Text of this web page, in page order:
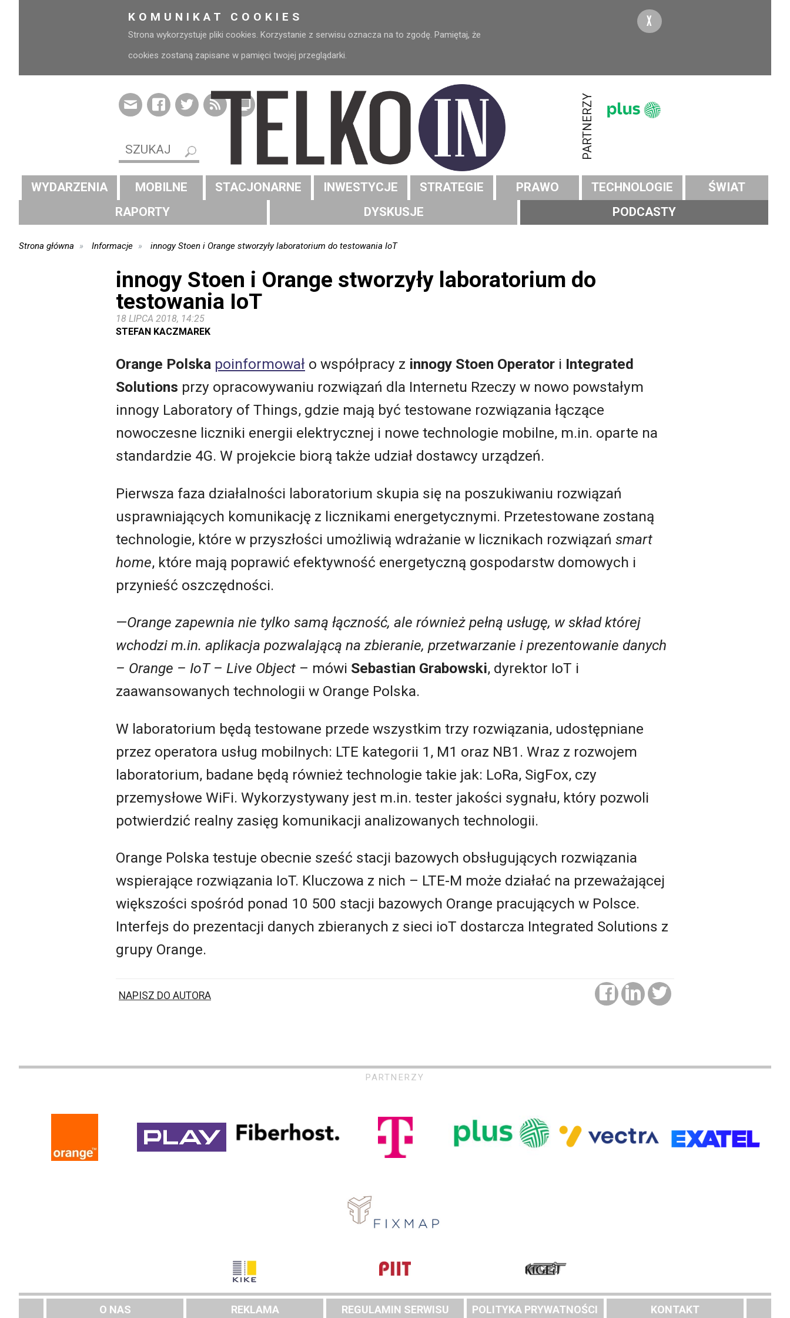
KOMUNIKAT COOKIES
Strona wykorzystuje pliki cookies. Korzystanie z serwisu oznacza na to zgodę. Pamiętaj, że
cookies zostaną zapisane w pamięci twojej przeglądarki.
X
PARTNERZY
WYDARZENIA MOBILNE STACJONARNE INWESTYCJE STRATEGIE PRAWO TECHNOLOGIE
ŚWIAT
RAPORTY
DYSKUSJE PODCASTY
Strona główna Informacje innogy Stoen i Orange stworzyły laboratorium do testowania IoT
innogy Stoen i Orange stworzyły laboratorium do
testowania IoT
18 LIPCA 2018, 14:25
STEFAN KACZMAREK
Orange Polska poinformował o współpracy z innogy Stoen Operator i Integrated
Solutions przy opracowywaniu rozwiązań dla Internetu Rzeczy w nowo powstałym
innogy Laboratory of Things, gdzie mają być testowane rozwiązania łączące
nowoczesne liczniki energii elektrycznej i nowe technologie mobilne, m.in. oparte na
standardzie 4G. W projekcie biorą także udział dostawcy urządzeń.
Pierwsza faza działalności laboratorium skupia się na poszukiwaniu rozwiązań
usprawniających komunikację z licznikami energetycznymi. Przetestowane zostaną
technologie, które w przyszłości umożliwią wdrażanie w licznikach rozwiązań smart
home, które mają poprawić efektywność energetyczną gospodarstw domowych i
przynieść oszczędności.
—Orange zapewnia nie tylko samą łączność, ale również pełną usługę, w skład której
wchodzi m.in. aplikacja pozwalającą na zbieranie, przetwarzanie i prezentowanie danych
– Orange – IoT – Live Object – mówi Sebastian Grabowski, dyrektor IoT i
zaawansowanych technologii w Orange Polska.
W laboratorium będą testowane przede wszystkim trzy rozwiązania, udostępniane
przez operatora usług mobilnych: LTE kategorii 1, M1 oraz NB1. Wraz z rozwojem
laboratorium, badane będą również technologie takie jak: LoRa, SigFox, czy
przemysłowe WiFi. Wykorzystywany jest m.in. tester jakości sygnału, który pozwoli
potwierdzić realny zasięg komunikacji analizowanych technologii.
Orange Polska testuje obecnie sześć stacji bazowych obsługujących rozwiązania
wspierające rozwiązania IoT. Kluczowa z nich – LTE-M może działać na przeważającej
większości spośród ponad 10 500 stacji bazowych Orange pracujących w Polsce.
Interfejs do prezentacji danych zbieranych z sieci ioT dostarcza Integrated Solutions z
grupy Orange.
NAPISZ DO AUTORA
PARTNERZY
O NAS REKLAMA REGULAMIN SERWISU POLITYKA PRYWATNOŚCI KONTAKT